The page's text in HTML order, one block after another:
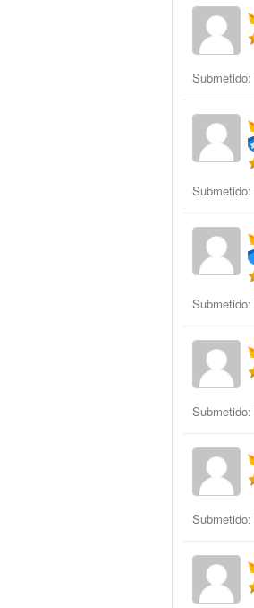
Submetido:
Submetido:
Submetido:
Submetido:
Submetido: